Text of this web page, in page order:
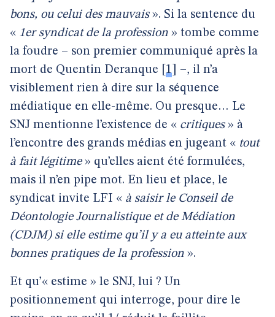
bons, ou celui des mauvais». Si la sentence du
« 1er syndicat de la profession » tombe comme
la foudre – son premier communiqué après la
mort de Quentin Deranque
1
–, il n’a
visiblement rien à dire sur la séquence
médiatique en elle-même. Ou presque… Le
SNJ mentionne l’existence de « critiques» à
l’encontre des grands médias en jugeant « tout
à fait légitime» qu’elles aient été formulées,
mais il n’en pipe mot. En lieu et place, le
syndicat invite LFI « à saisir le Conseil de
Déontologie Journalistique et de Médiation
(CDJM) si elle estime qu’il y a eu atteinte aux
bonnes pratiques de la profession ».
Et qu’« estime » le SNJ, lui ? Un
positionnement qui interroge, pour dire le